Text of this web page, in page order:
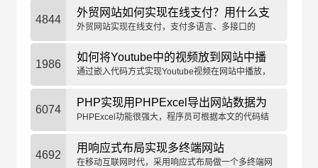
4844
外贸网站如何实现在线支付？用什么支
付平台？
外贸网站实现在线支付，支付多语言、多接口的
1986
如何将Youtube中的视频放到网站中播
放？通过嵌入代码实现
通过嵌入代码方式实现Youtube视频在网站中播放，
6074
PHP实现用PHPExcel导出网站数据为
Excel表
PHPExcel功能很强大，程序员可根据本文的代码结
4692
用响应式布局实现多终端网站
在移动互联网时代，采用响应式布局做一个多终端网